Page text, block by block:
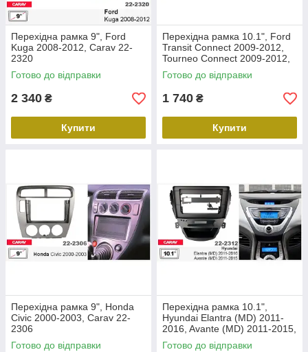
Перехідна рамка 9", Ford
Kuga 2008-2012, Carav 22-
2320
Готово до відправки
2 340 ₴
Купити
Перехідна рамка 10.1", Ford
Transit Connect 2009-2012,
Tourneo Connect 2009-2012,
Carav 22-2305
Готово до відправки
1 740 ₴
Купити
Перехідна рамка 9", Honda
Civic 2000-2003, Carav 22-
2306
Готово до відправки
Перехідна рамка 10.1",
Hyundai Elantra (MD) 2011-
2016, Avante (MD) 2011-2015,
Carav 22-2312
Готово до відправки